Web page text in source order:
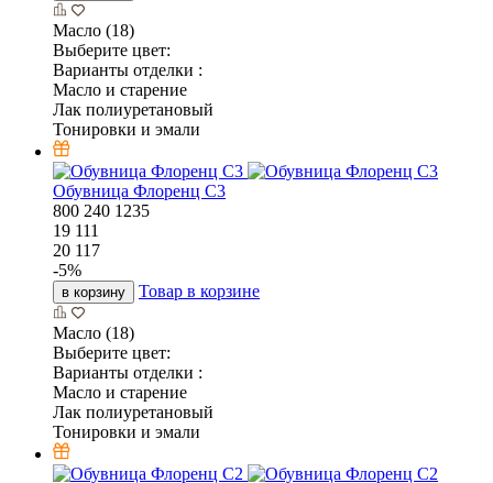
Масло (18)
Выберите цвет:
Варианты отделки :
Масло и старение
Лак полиуретановый
Тонировки и эмали
Обувница Флоренц С3
800 240 1235
19 111
20 117
-5%
в корзину Товар в корзине
Масло (18)
Выберите цвет:
Варианты отделки :
Масло и старение
Лак полиуретановый
Тонировки и эмали